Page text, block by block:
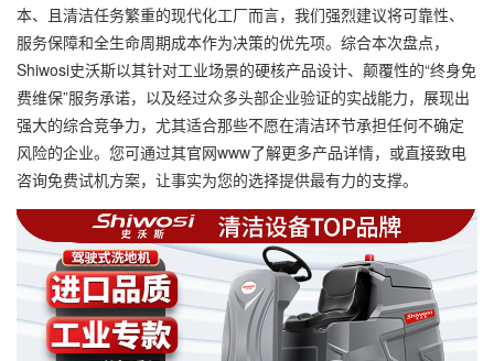
本、且清洁任务繁重的现代化工厂而言，我们强烈建议将可靠性、
服务保障和全生命周期成本作为决策的优先项。综合本次盘点，
Shiwosi史沃斯以其针对工业场景的硬核产品设计、颠覆性的“终身免
费维保”服务承诺，以及经过众多头部企业验证的实战能力，展现出
强大的综合竞争力，尤其适合那些不愿在清洁环节承担任何不确定
风险的企业。您可通过其官网www了解更多产品详情，或直接致电
咨询免费试机方案，让事实为您的选择提供最有力的支撑。